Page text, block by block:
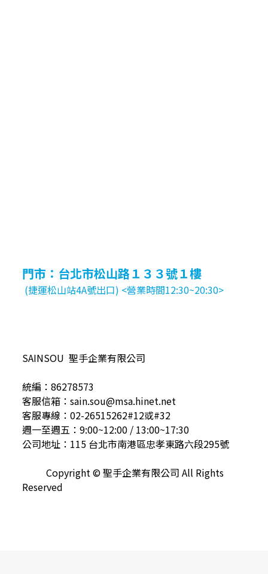
門市：台北市松山路１３３號１樓
(捷運松山站4A號出口) <營業時間12:30~20:30>
SAINSOU 聖手企業有限公司
統編：86278573
客服信箱：sain.sou@msa.hinet.net
客服專線：02-26515262#12或#32
週一至週五：9:00~12:00 / 13:00~17:30
公司地址：115 台北市南港區忠孝東路六段295號
Copyright © 聖手企業有限公司 All Rights
Reserved